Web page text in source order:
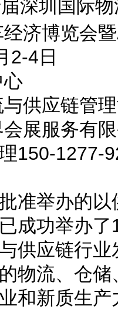
深圳国际
济博览会
2-4日
与供应链管
展服务有
150-1277-
准举办的
成功举办
供应链行
物流、仓
和新质生